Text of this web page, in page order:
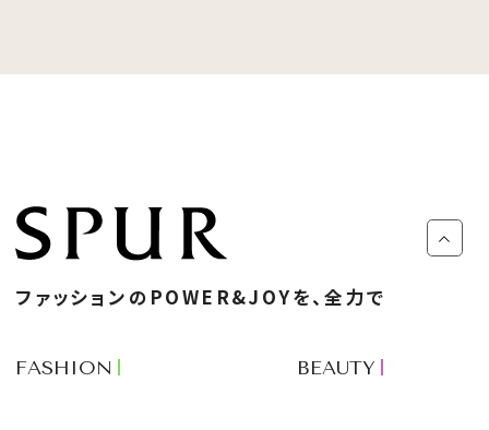
ファッションのPOWER&JOYを、全力で
FASHION BEAUTY